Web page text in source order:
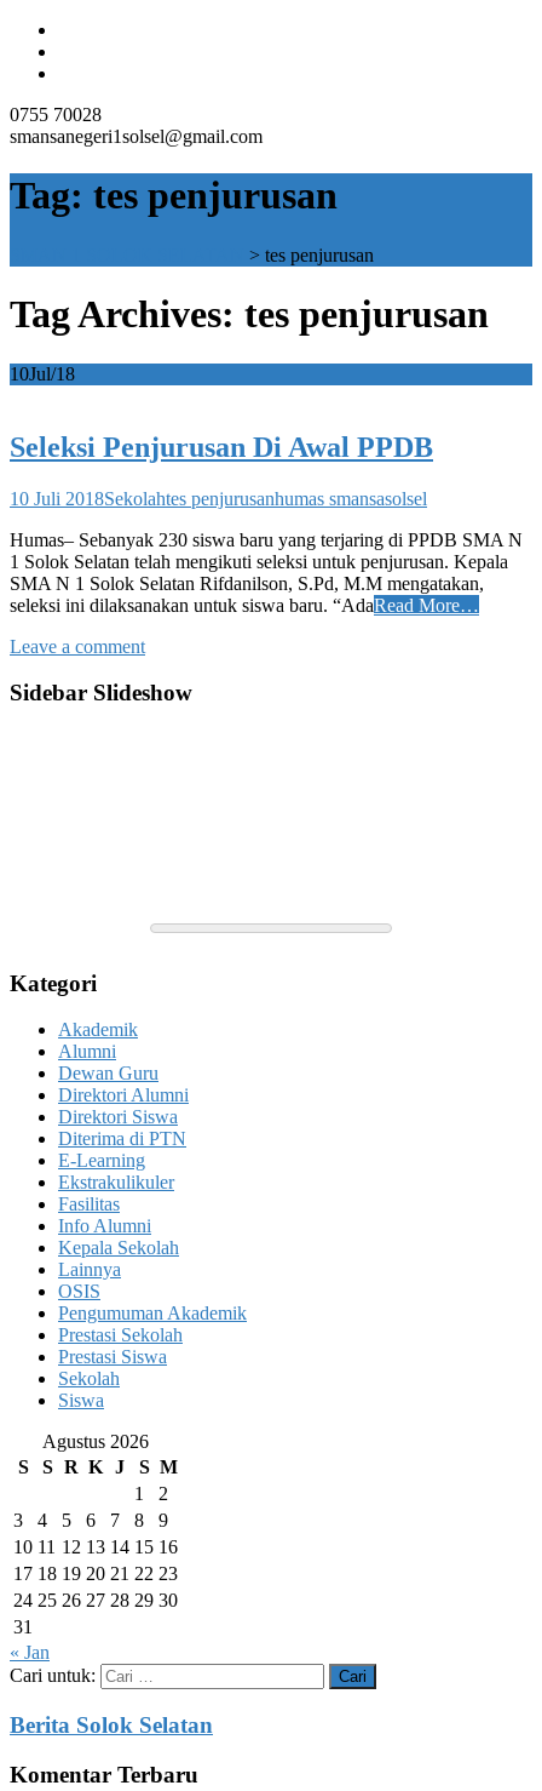
0755 70028
smansanegeri1solsel@gmail.com
Tag: tes penjurusan
> tes penjurusan
Tag Archives: tes penjurusan
10Jul/18
Seleksi Penjurusan Di Awal PPDB
10 Juli 2018Sekolahtes penjurusanhumas smansasolsel
Humas– Sebanyak 230 siswa baru yang terjaring di PPDB SMA N
1 Solok Selatan telah mengikuti seleksi untuk penjurusan. Kepala
SMA N 1 Solok Selatan Rifdanilson, S.Pd, M.M mengatakan,
seleksi ini dilaksanakan untuk siswa baru. “AdaRead More…
Leave a comment
Sidebar Slideshow
Kategori
Akademik
Alumni
Dewan Guru
Direktori Alumni
Direktori Siswa
Diterima di PTN
E-Learning
Ekstrakulikuler
Fasilitas
Info Alumni
Kepala Sekolah
Lainnya
OSIS
Pengumuman Akademik
Prestasi Sekolah
Prestasi Siswa
Sekolah
Siswa
Agustus 2026
S
S R K J S M
1
2
3
4 5 6 7 8
9
10 11 12 13 14 15 16
17 18 19 20 21 22 23
24 25 26 27 28 29 30
31
« Jan
Cari untuk:
Berita Solok Selatan
Komentar Terbaru